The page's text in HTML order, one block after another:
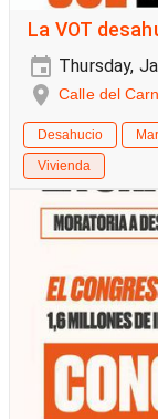
La VOT
Thursday,
Calle del
Desahucio
Vivienda